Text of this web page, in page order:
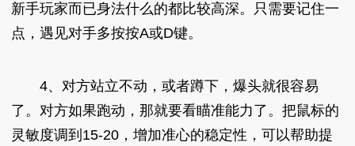
新手玩家而已身法什么的都比较高深。只需要记住一
点，遇见对手多按按A或D键。
4、对方站立不动，或者蹲下，爆头就很容易
了。对方如果跑动，那就要看瞄准能力了。把鼠标的
灵敏度调到15-20，增加准心的稳定性，可以帮助提